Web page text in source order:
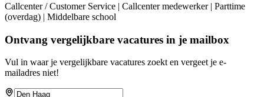
Callcenter / Customer Service | Callcenter medewerker | Parttime
(overdag) | Middelbare school
Ontvang vergelijkbare vacatures in je mailbox
Vul in waar je vergelijkbare vacatures zoekt en vergeet je e-
mailadres niet!